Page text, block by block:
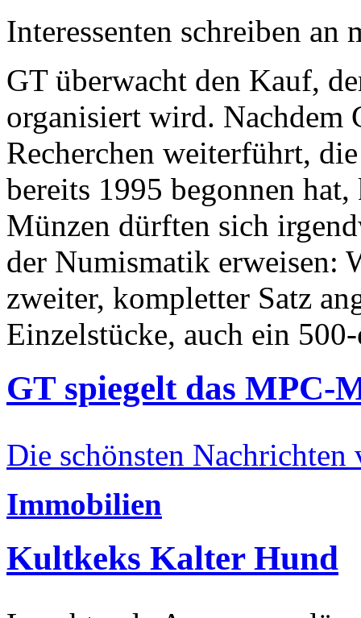
Interessenten schreiben
GT überwacht den Kauf,
organisiert wird. Nachdem
Recherchen weiterführt,
bereits 1995 begonnen
Münzen dürften sich
der Numismatik erweisen:
zweiter, kompletter Satz
Einzelstücke, auch ein
GT spiegelt das MPC-
Die schönsten Nachrichten
Immobilien
Kultkeks Kalter Hund